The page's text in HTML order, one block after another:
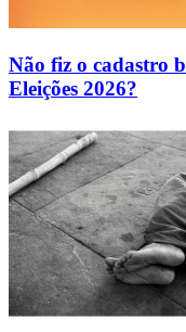
Não fiz o cadastro
Eleições 2026?